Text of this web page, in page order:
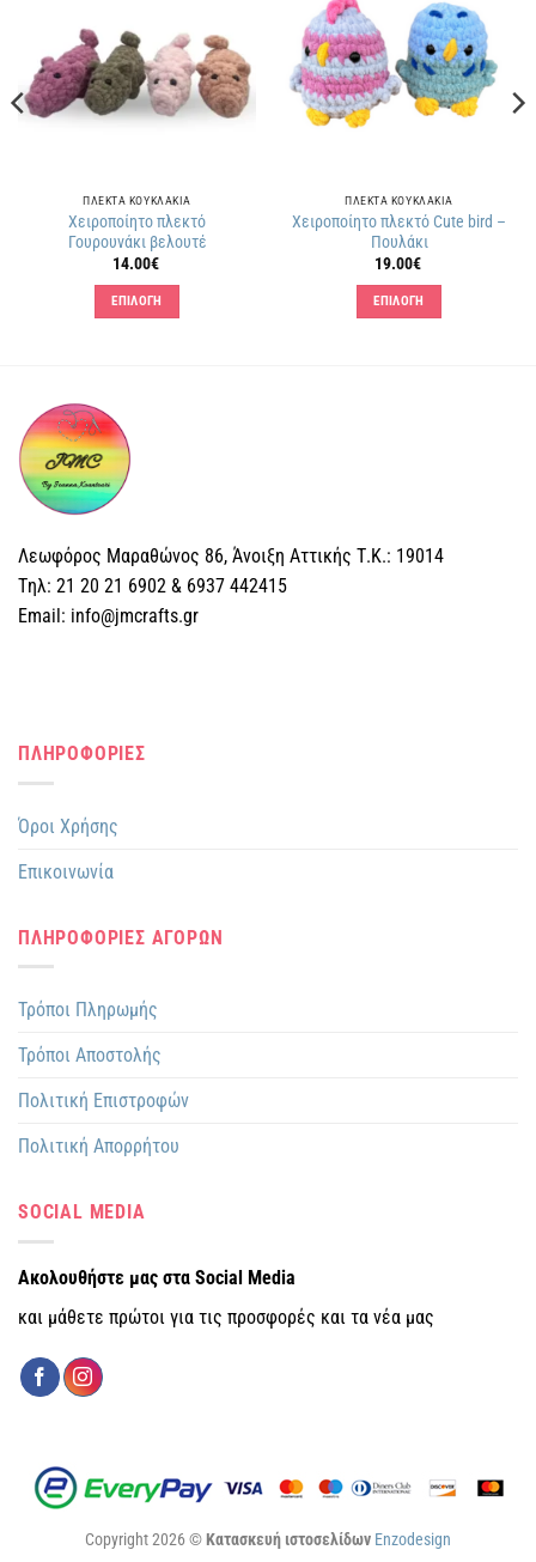
λίστα
επιθυμιών
ΠΛΕΚΤΑ KΟΥΚΛΑΚΙΑ
Χειροποίητο πλεκτό
Γουρουνάκι βελουτέ
14.00€
ΕΠΙΛΟΓΗ
να
επιλεγούν
στη
στην
λίστα
επιθυμιών
ΠΛΕΚΤΑ KΟΥΚΛΑΚΙΑ
Χειροποίητο πλεκτό Cute bird –
Πουλάκι
19.00€
ΕΠΙΛΟΓΗ
να
Λεωφόρος Μαραθώνος 86, Άνοιξη Αττικής Τ.Κ.: 19014
Tηλ: 21 20 21 6902 & 6937 442415
Email: info@jmcrafts.gr
ΠΛΗΡΟΦΟΡΙΕΣ
Όροι Χρήσης
Επικοινωνία
ΠΛΗΡΟΦΟΡΙΕΣ ΑΓΟΡΩΝ
Τρόποι Πληρωμής
Τρόποι Αποστολής
Πολιτική Επιστροφών
Πολιτική Απορρήτου
SOCIAL MEDIA
Ακολουθήστε μας στα Social Media
και μάθετε πρώτοι για τις προσφορές και τα νέα μας
Copyright 2026 ©Κατασκευή ιστοσελίδων Enzodesign